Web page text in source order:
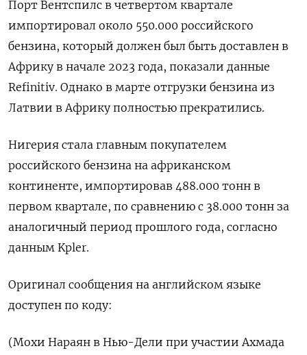
Порт Вентспилс в четвертом квартале
импортировал около 550.000 российского
бензина, который должен был быть доставлен в
Африку в начале 2023 года, показали данные
Refinitiv. Однако в марте отгрузки бензина из
Латвии в Африку полностью прекратились.
Нигерия стала главным покупателем
российского бензина на африканском
континенте, импортировав 488.000 тонн в
первом квартале, по сравнению с 38.000 тонн за
аналогичный период прошлого года, согласно
данным Kpler.
Оригинал сообщения на английском языке
доступен по коду:
(Мохи Нараян в Нью-Дели при участии Ахмада